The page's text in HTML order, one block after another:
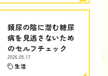
頻尿の陰に潜む糖尿
病を見逃さないため
のセルフチェック
2026.05.17
生活